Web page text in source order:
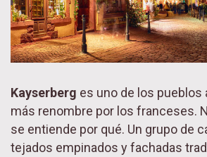
Kayserberg es uno de los pueblos
más renombre por los franceses.
se entiende por qué. Un grupo de
tejados empinados y fachadas